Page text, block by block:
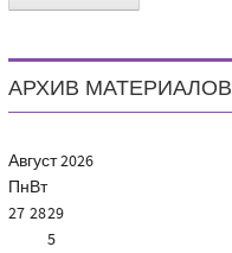
АРХИВ МАТЕРИАЛОВ
Август2026
ПнВт
27 2829
5